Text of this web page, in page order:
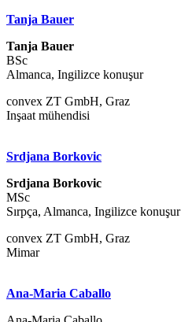
Tanja Bauer
Tanja Bauer
BSc
Almanca, Ingilizce konuşur
convex ZT GmbH, Graz
Inşaat mühendisi
Srdjana Borkovic
Srdjana Borkovic
MSc
Sırpça, Almanca, Ingilizce konuşur
convex ZT GmbH, Graz
Mimar
Ana-Maria Caballo